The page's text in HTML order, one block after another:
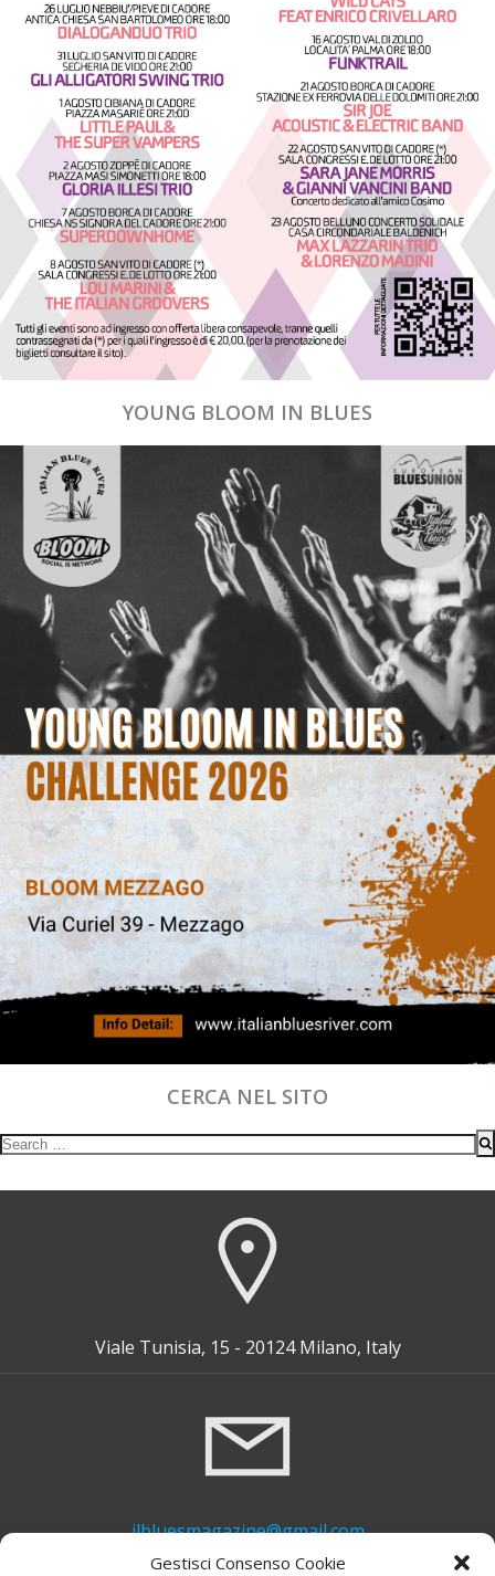
Gestisci Consenso Cookie
YOUNG BLOOM IN BLUES
CERCA NEL SITO
Search
Viale Tunisia, 15 - 20124 Milano, Italy
ilbluesmagazine@gmail.com